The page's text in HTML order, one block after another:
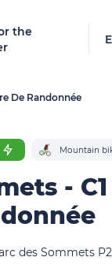
the
De Randonnée
Mountain
-
des Sommets